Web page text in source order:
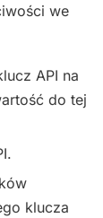
we
API na
do tej
klucza